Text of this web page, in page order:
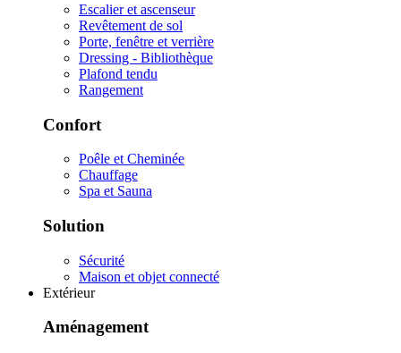
Escalier et ascenseur
Revêtement de sol
Porte, fenêtre et verrière
Dressing - Bibliothèque
Plafond tendu
Rangement
Confort
Poêle et Cheminée
Chauffage
Spa et Sauna
Solution
Sécurité
Maison et objet connecté
Extérieur
Aménagement